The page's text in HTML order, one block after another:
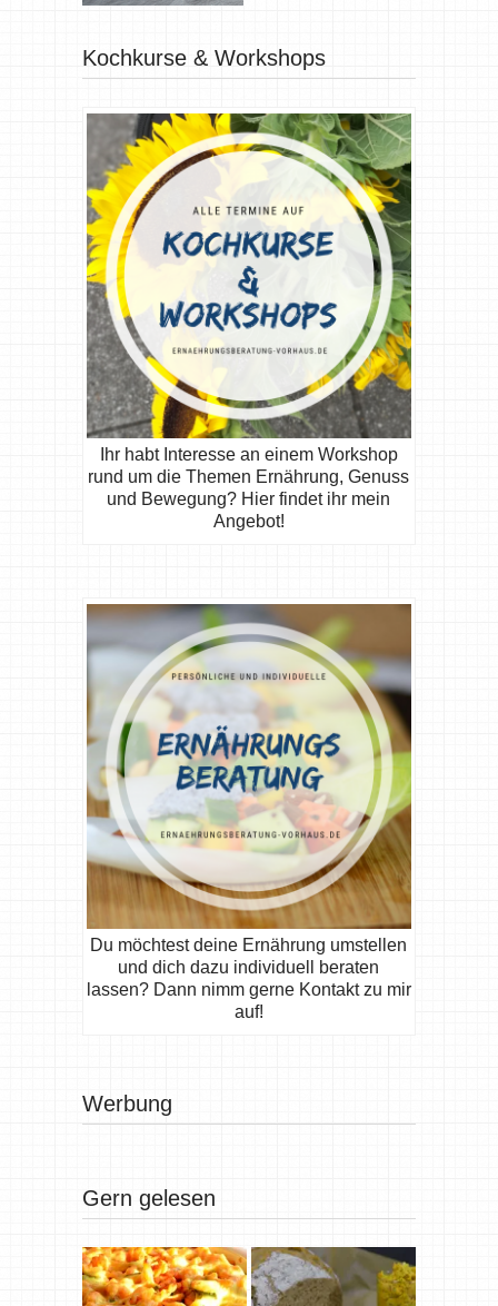
Kochkurse & Workshops
Ihr habt Interesse an einem Workshop
rund um die Themen Ernährung, Genuss
und Bewegung? Hier findet ihr mein
Angebot!
Du möchtest deine Ernährung umstellen
und dich dazu individuell beraten
lassen? Dann nimm gerne Kontakt zu mir
auf!
Werbung
Gern gelesen